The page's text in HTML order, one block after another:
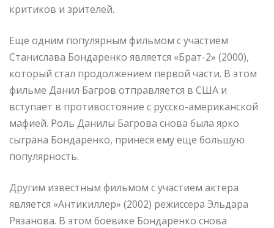
критиков и зрителей.
Еще одним популярным фильмом с участием
Станислава Бондаренко является «Брат-2» (2000),
который стал продолжением первой части. В этом
фильме Данил Багров отправляется в США и
вступает в противостояние с русско-американской
мафией. Роль Данилы Багрова снова была ярко
сыграна Бондаренко, принеся ему еще большую
популярность.
Другим известным фильмом с участием актера
является «Антикиллер» (2002) режиссера Эльдара
Рязанова. В этом боевике Бондаренко снова